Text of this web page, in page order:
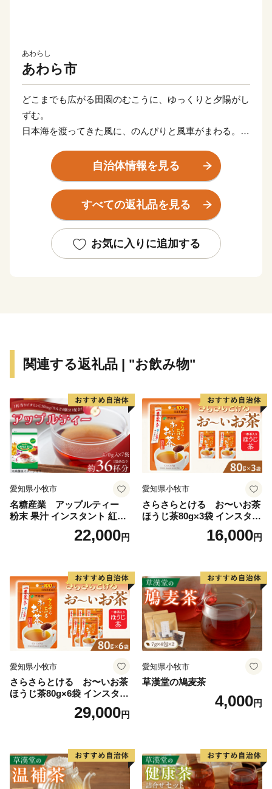
あわらし
あわら市
どこまでも広がる田園のむこうに、ゆっくりと夕陽がし
ずむ。
日本海を渡ってきた風に、のんびりと風車がまわる。
食卓にはいつも、海の幸、山の幸、里のめぐみ。
こんやのお風呂は、どの温泉にしようかな。
あぁ、これって「贅沢」な暮らしかもしれない。
おはよう。いい天気やの。気ぃつけて、行ってきねの。
みんなが声をかけあって、みんながみんなを思いあって
ここはあわら市、幸福な福井県にあるちょっと贅沢なま
〈プライバシーポリシー（個人情報保護方針）につい
て〉
お客様からいただいた個人情報は、あわら市が責任をも
に譲渡したり、提供したりすることはございません。な
お、お客様からいただいた個人情報は、商品の発送、事
告、あわら市が主催・出展するふるさと納税関連イベン
提供のために使用させていただき、その手段として、電
子メールの配信やパンフレット等の資料の郵送をさせて
いただくことがあります。
御不明な点や、電子メールの配信又は資料の郵送停止等
のご希望がございましたら、ふるさと納税担当
(furusato@city-awara.com)までご連絡ください。
自治体情報を見る
すべての返礼品を見る
お気に入りに追加する
関連する返礼品 | "お飲み物"
愛知県小牧市
名糖産業 アップルティー
粉末 果汁 インスタント 紅茶
ティー ビタミンC 袋 ロング
セラー 粉末飲料 粉末茶 簡単
22,000円
愛知県小牧市
さらさらとける お〜いお茶
ほうじ茶80g×3袋 インスタン
トほうじ茶 粉末ほうじ茶 粉
末茶 おーいお茶 粉末緑茶
16,000円
愛知県小牧市
さらさらとける お〜いお茶
ほうじ茶80g×6袋 インスタン
トほうじ茶 粉末ほうじ茶 粉
末茶 おーいお茶 粉末緑茶
29,000円
愛知県小牧市
草漢堂の鳩麦茶
4,000円